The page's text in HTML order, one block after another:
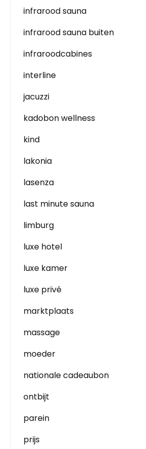
infrarood sauna
infrarood sauna buiten
infraroodcabines
interline
jacuzzi
kadobon wellness
kind
lakonia
lasenza
last minute sauna
limburg
luxe hotel
luxe kamer
luxe privé
marktplaats
massage
moeder
nationale cadeaubon
ontbijt
parein
prijs